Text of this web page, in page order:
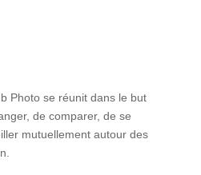
Photo se réunit dans le but
de comparer, de se
mutuellement autour des